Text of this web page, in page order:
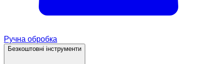
Ручна обробка
Безкоштовні інструменти